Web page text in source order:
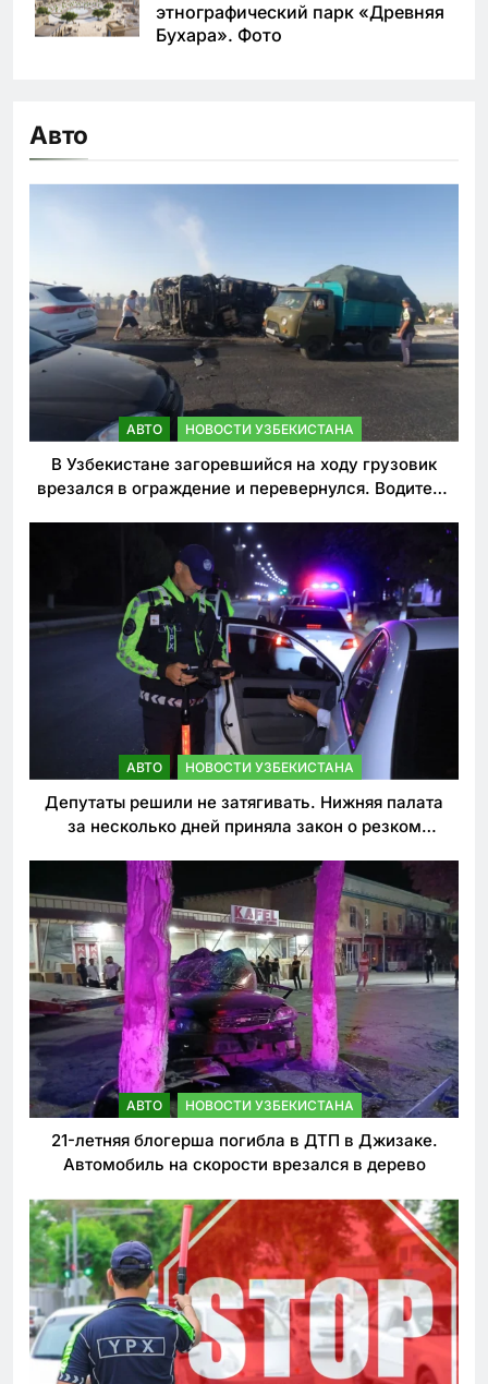
этнографический парк «Древняя
Бухара». Фото
Авто
АВТО НОВОСТИ УЗБЕКИСТАНА
В Узбекистане загоревшийся на ходу грузовик
врезался в ограждение и перевернулся. Водитель
АВТО НОВОСТИ УЗБЕКИСТАНА
Депутаты решили не затягивать. Нижняя палата
за несколько дней приняла закон о резком
АВТО НОВОСТИ УЗБЕКИСТАНА
21-летняя блогерша погибла в ДТП в Джизаке.
Автомобиль на скорости врезался в дерево